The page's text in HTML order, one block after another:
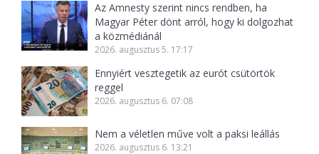
Az Amnesty szerint nincs rendben, ha
Magyar Péter dönt arról, hogy ki dolgozhat
a közmédiánál
2026. augusztus 5. 17:17
Ennyiért vesztegetik az eurót csütörtök
reggel
2026. augusztus 6. 07:08
Nem a véletlen műve volt a paksi leállás
2026. augusztus 6. 13:21